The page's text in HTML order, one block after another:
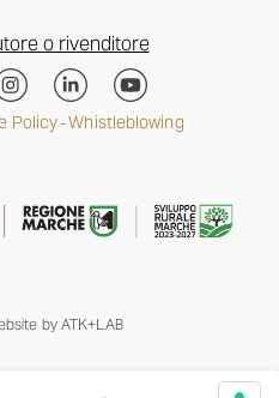
o rivenditore
Policy–Whistleblowing
by ATK+LAB